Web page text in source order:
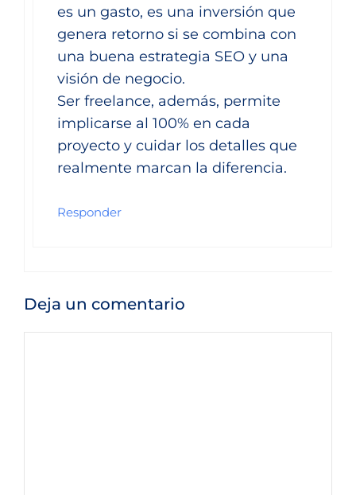
es un gasto, es una inversión que
genera retorno si se combina con
una buena estrategia SEO y una
visión de negocio.
Ser freelance, además, permite
implicarse al 100% en cada
proyecto y cuidar los detalles que
realmente marcan la diferencia.
Responder
Deja un comentario